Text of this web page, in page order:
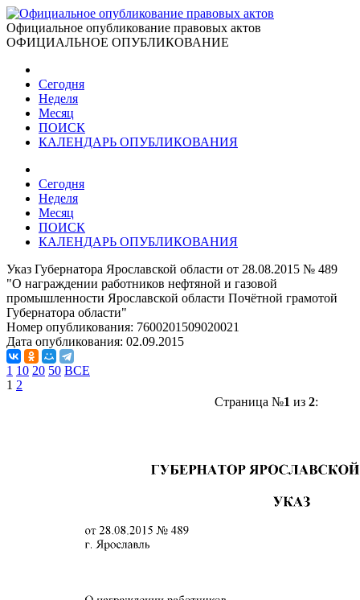
Официальное опубликование правовых актов
ОФИЦИАЛЬНОЕ ОПУБЛИКОВАНИЕ
Сегодня
Неделя
Месяц
ПОИСК
КАЛЕНДАРЬ ОПУБЛИКОВАНИЯ
Сегодня
Неделя
Месяц
ПОИСК
КАЛЕНДАРЬ ОПУБЛИКОВАНИЯ
Указ Губернатора Ярославской области от 28.08.2015 № 489
"О награждении работников нефтяной и газовой
промышленности Ярославской области Почётной грамотой
Губернатора области"
Номер опубликования: 7600201509020021
Дата опубликования: 02.09.2015
1 10 20 50 ВСЕ
1 2
Страница №1 из 2: